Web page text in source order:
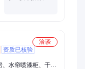
洽谈
资质已核验
水帘喷漆柜、干式